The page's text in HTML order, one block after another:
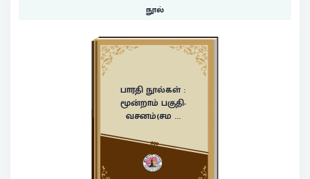
நூல்
பாரதி நூல்கள் :
மூன்றாம் பகுதி-
வசனம்(சம ...